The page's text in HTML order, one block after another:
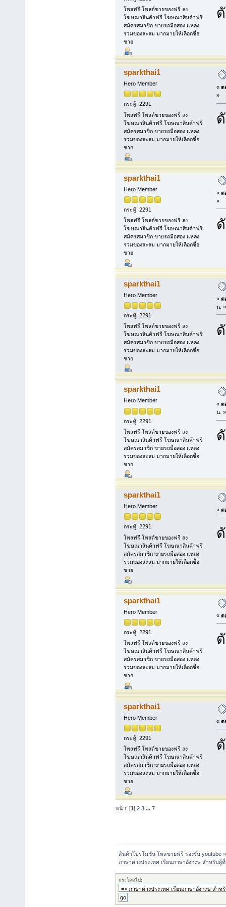
โพสฟรี โพสต์ขายของฟรี ลง
โฆษณาสินค้าฟรี โฆษณาสินค้าฟรี
สมัครสมาชิก ขายรถมือสอง แหล่ง
รวมของสะสม มากมายให้เลือกซื้อ
ขาย
sparkthai1
Hero Member
กระทู้: 2291
โพสฟรี โพสต์ขายของฟรี ลง
โฆษณาสินค้าฟรี โฆษณาสินค้าฟรี
สมัครสมาชิก ขายรถมือสอง แหล่ง
รวมของสะสม มากมายให้เลือกซื้อ
ขาย
« ต
»
sparkthai1
Hero Member
กระทู้: 2291
โพสฟรี โพสต์ขายของฟรี ลง
โฆษณาสินค้าฟรี โฆษณาสินค้าฟรี
สมัครสมาชิก ขายรถมือสอง แหล่ง
รวมของสะสม มากมายให้เลือกซื้อ
ขาย
« ต
»
sparkthai1
Hero Member
กระทู้: 2291
โพสฟรี โพสต์ขายของฟรี ลง
โฆษณาสินค้าฟรี โฆษณาสินค้าฟรี
สมัครสมาชิก ขายรถมือสอง แหล่ง
รวมของสะสม มากมายให้เลือกซื้อ
ขาย
« ต
น. »
sparkthai1
Hero Member
กระทู้: 2291
โพสฟรี โพสต์ขายของฟรี ลง
โฆษณาสินค้าฟรี โฆษณาสินค้าฟรี
สมัครสมาชิก ขายรถมือสอง แหล่ง
รวมของสะสม มากมายให้เลือกซื้อ
ขาย
« ต
น. »
sparkthai1
Hero Member
กระทู้: 2291
โพสฟรี โพสต์ขายของฟรี ลง
โฆษณาสินค้าฟรี โฆษณาสินค้าฟรี
สมัครสมาชิก ขายรถมือสอง แหล่ง
รวมของสะสม มากมายให้เลือกซื้อ
ขาย
« ต
sparkthai1
Hero Member
กระทู้: 2291
โพสฟรี โพสต์ขายของฟรี ลง
โฆษณาสินค้าฟรี โฆษณาสินค้าฟรี
สมัครสมาชิก ขายรถมือสอง แหล่ง
รวมของสะสม มากมายให้เลือกซื้อ
ขาย
« ต
sparkthai1
Hero Member
กระทู้: 2291
โพสฟรี โพสต์ขายของฟรี ลง
โฆษณาสินค้าฟรี โฆษณาสินค้าฟรี
สมัครสมาชิก ขายรถมือสอง แหล่ง
รวมของสะสม มากมายให้เลือกซื้อ
ขาย
« ต
หน้า: [1] 2 3 ... 7
สินค้าโปรโมชั่น โพสขายฟรี รองรับ youtube »
ภาษาต่างประเทศ เรียนภาษาอังกฤษ สำหรับ
กระโดดไป: